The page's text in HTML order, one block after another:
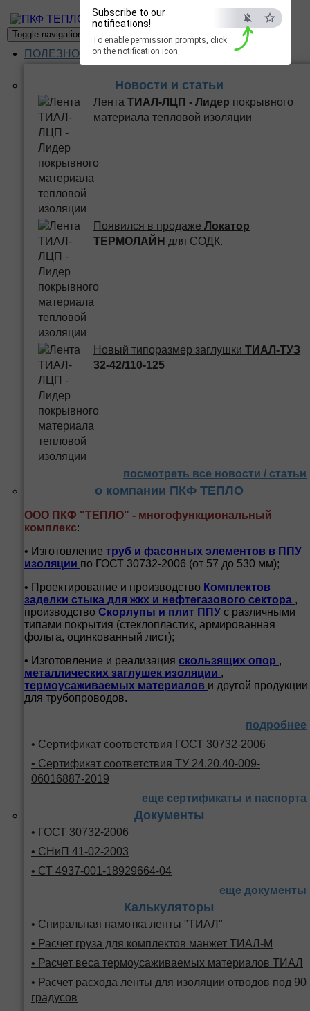
Subscribe to our
notifications!
To enable permission prompts, click
on the notification icon
ПКФ ТЕПЛО
Toggle navigation
ПОЛЕЗНОЕ
Новости и статьи
Лента ТИАЛ-ЛЦП - Лидер покрывного
материала тепловой изоляции
Появился в продаже Локатор
ТЕРМОЛАЙН для СОДК.
Новый типоразмер заглушки ТИАЛ-ТУЗ
32-42/110-125
посмотреть все новости / статьи
о компании ПКФ ТЕПЛО
ООО ПКФ "ТЕПЛО" - многофункциональный
комплекс:
• Изготовление труб и фасонных элементов в ППУ
изоляции по ГОСТ 30732-2006 (от 57 до 530 мм);
• Проектирование и производство Комплектов
заделки стыка для жкх и нефтегазового сектора ,
производство Скорлупы и плит ППУ с различными
типами покрытия (стеклопластик, армированная
фольга, оцинкованный лист);
• Изготовление и реализация скользящих опор ,
металлических заглушек изоляции ,
термоусаживаемых материалов и другой продукции
для трубопроводов.
подробнее
• Сертификат соответствия ГОСТ 30732-2006
• Сертификат соответствия ТУ 24.20.40-009-
06016887-2019
еще сертификаты и паспорта
Документы
• ГОСТ 30732-2006
• СНиП 41-02-2003
• СТ 4937-001-18929664-04
еще документы
Калькуляторы
• Спиральная намотка ленты "ТИАЛ"
• Расчет груза для комплектов манжет ТИАЛ-М
• Расчет веса термоусаживаемых материалов ТИАЛ
• Расчет расхода ленты для изоляции отводов под 90
градусов